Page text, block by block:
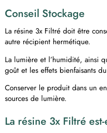
Conseil Stockage
La résine 3x Filtré doit être
autre récipient hermétique.
La lumière et l’humidité, ainsi
goût et les effets bienfaisants
Conserver le produit dans un
sources de lumière.
La résine 3x Filtré